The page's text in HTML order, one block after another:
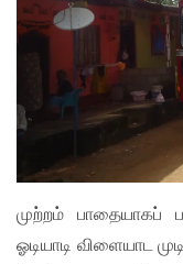
முற்றம் பாதையாகப்
ஓடியாடி விளையாட